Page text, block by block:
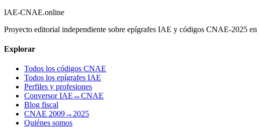
IAE-CNAE.online
Proyecto editorial independiente sobre epígrafes IAE y códigos CNAE-2025
Explorar
Todos los códigos CNAE
Todos los epígrafes IAE
Perfiles y profesiones
Conversor IAE↔CNAE
Blog fiscal
CNAE 2009→2025
Quiénes somos